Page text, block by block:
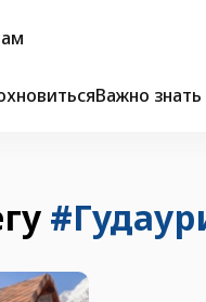
Важно знать